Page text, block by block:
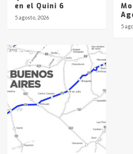
en el Quini 6
5 agosto, 2026
5